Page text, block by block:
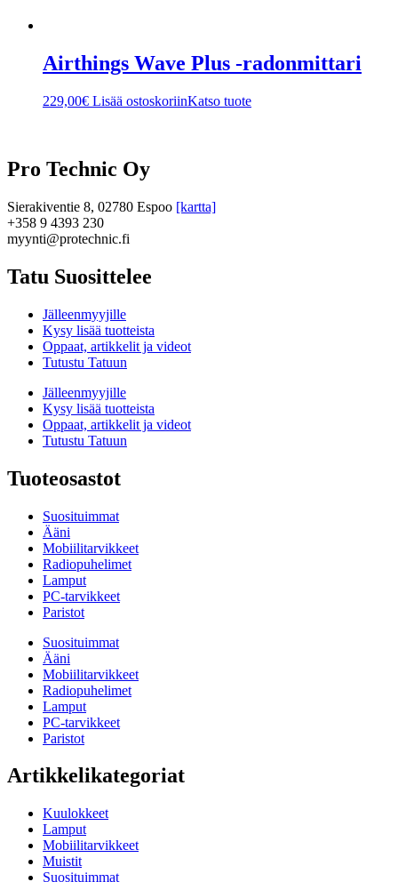
Airthings Wave Plus -radonmittari
229,00€ Lisää ostoskoriinKatso tuote
Pro Technic Oy
Sierakiventie 8, 02780 Espoo [kartta]
+358 9 4393 230
myynti@protechnic.fi
Tatu Suosittelee
Jälleenmyyjille
Kysy lisää tuotteista
Oppaat, artikkelit ja videot
Tutustu Tatuun
Jälleenmyyjille
Kysy lisää tuotteista
Oppaat, artikkelit ja videot
Tutustu Tatuun
Tuoteosastot
Suosituimmat
Ääni
Mobiilitarvikkeet
Radiopuhelimet
Lamput
PC-tarvikkeet
Paristot
Suosituimmat
Ääni
Mobiilitarvikkeet
Radiopuhelimet
Lamput
PC-tarvikkeet
Paristot
Artikkelikategoriat
Kuulokkeet
Lamput
Mobiilitarvikkeet
Muistit
Suosituimmat